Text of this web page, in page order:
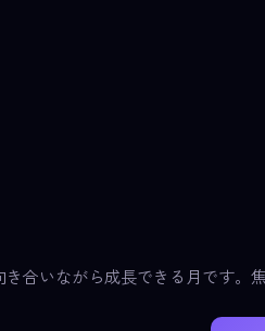
合いながら成長できる月です。